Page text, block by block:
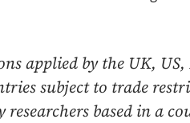
applied by the UK,
subject to trade
based in a